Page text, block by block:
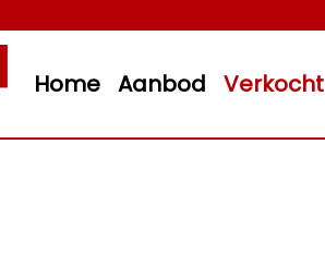
Home Aanbod Verkocht